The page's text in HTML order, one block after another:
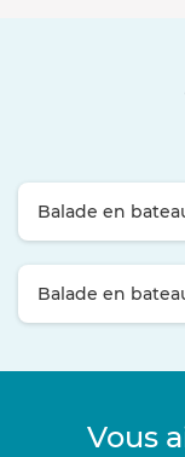
Balade en
Balade en
Vous